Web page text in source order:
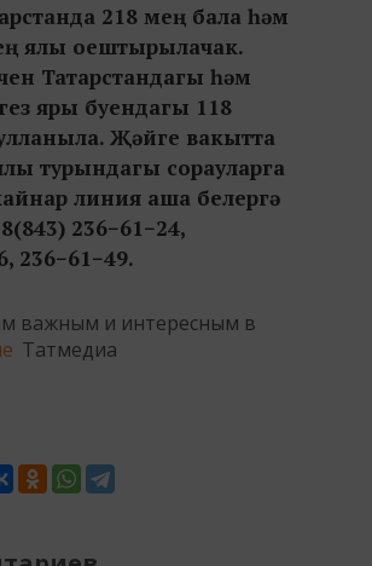
218 мең бала һәм
ялы оештырылачак.
Татарстандагы һәм
яры буендагы 118
Җәйге вакытта
турындагы сорауларга
линия аша белергә
236−61−24,
236−61−49.
важным и интересным в
Татмедиа